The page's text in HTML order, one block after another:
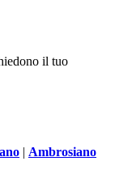
il tuo
| Ambrosiano